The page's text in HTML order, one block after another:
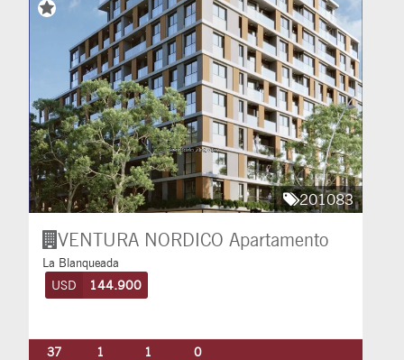
201083
VENTURA NORDICO Apartamento
La Blanqueada
USD 144.900
37 1 1 0